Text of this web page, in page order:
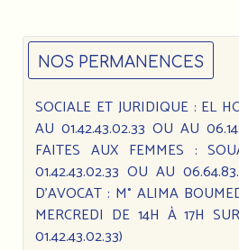
NOS PERMANENCES
SOCIALE ET JURIDIQUE : EL
AU 01.42.43.02.33 OU AU
FAITES AUX FEMMES :
01.42.43.02.33 OU AU
D’AVOCAT : M° ALIMA
MERCREDI DE 14H À 17H
01.42.43.02.33)